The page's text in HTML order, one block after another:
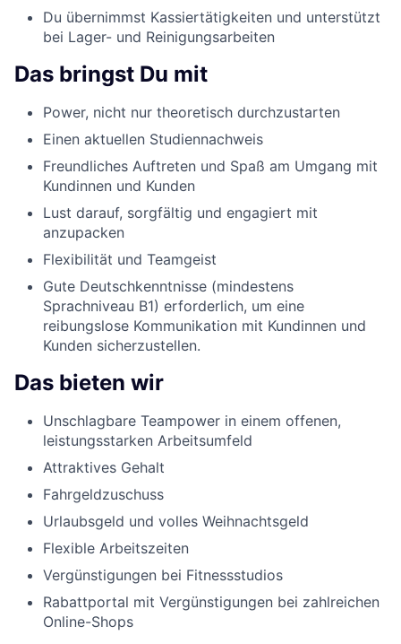
Du übernimmst Kassiertätigkeiten und unterstützt
bei Lager- und Reinigungsarbeiten
Das bringst Du mit
Power, nicht nur theoretisch durchzustarten
Einen aktuellen Studiennachweis
Freundliches Auftreten und Spaß am Umgang mit
Kundinnen und Kunden
Lust darauf, sorgfältig und engagiert mit
anzupacken
Flexibilität und Teamgeist
Gute Deutschkenntnisse (mindestens
Sprachniveau B1) erforderlich, um eine
reibungslose Kommunikation mit Kundinnen und
Kunden sicherzustellen.
Das bieten wir
Unschlagbare Teampower in einem offenen,
leistungsstarken Arbeitsumfeld
Attraktives Gehalt
Fahrgeldzuschuss
Urlaubsgeld und volles Weihnachtsgeld
Flexible Arbeitszeiten
Vergünstigungen bei Fitnessstudios
Rabattportal mit Vergünstigungen bei zahlreichen
Online-Shops